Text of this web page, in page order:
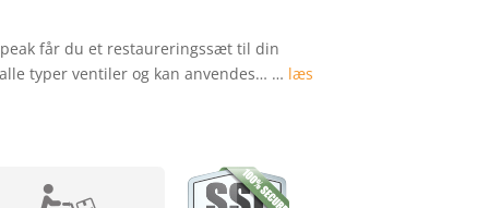
får du et restaureringssæt til din
typer ventiler og kan anvendes… … læs